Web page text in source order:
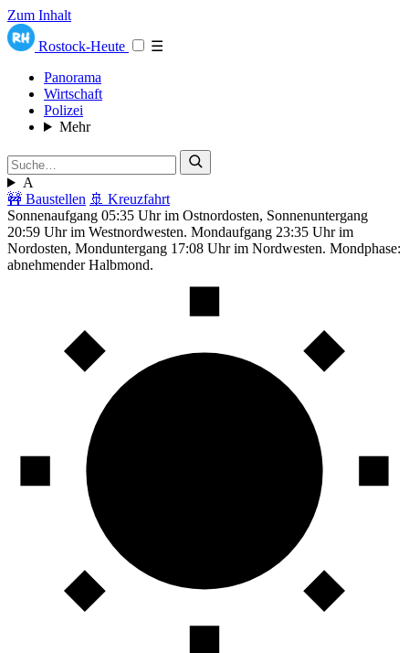
Zum Inhalt
Rostock-Heute
☰
Panorama
Wirtschaft
Polizei
Mehr
A
🚧 Baustellen 🚢 Kreuzfahrt
Sonnenaufgang 05:35 Uhr im Ostnordosten, Sonnenuntergang
20:59 Uhr im Westnordwesten. Mondaufgang 23:35 Uhr im
Nordosten, Monduntergang 17:08 Uhr im Nordwesten. Mondphase:
abnehmender Halbmond.